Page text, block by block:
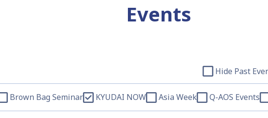
Events
Brown Bag Seminar KYUDAI NOW Asia Week Q-AOS Events
Hide Past